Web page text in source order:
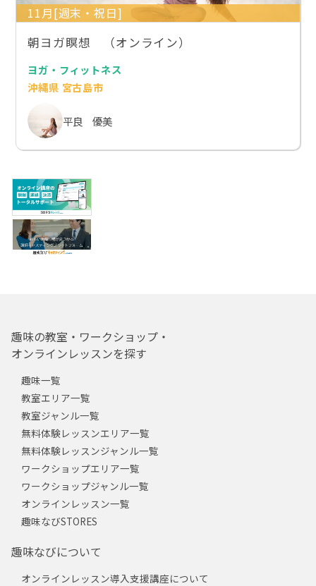
11月[週末・祝日]
朝ヨガ瞑想 （オンライン）
ヨガ・フィットネス
沖縄県 宮古島市
平良 優美
趣味の教室・ワークショップ・
オンラインレッスンを探す
趣味一覧
教室エリア一覧
教室ジャンル一覧
無料体験レッスンエリア一覧
無料体験レッスンジャンル一覧
ワークショップエリア一覧
ワークショップジャンル一覧
オンラインレッスン一覧
趣味なびSTORES
趣味なびについて
オンラインレッスン導入支援講座について